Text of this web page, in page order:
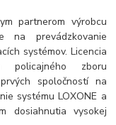
partnerom výrobcu
na prevádzkovanie
systémov. Licencia
policajného zboru
spoločností na
systému LOXONE a
dosiahnutia vysokej